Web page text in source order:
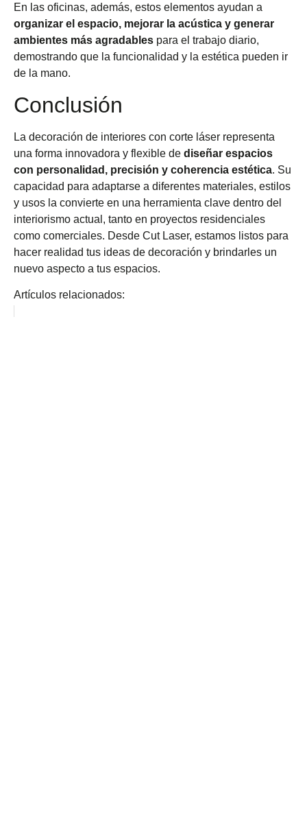
En las oficinas, además, estos elementos ayudan a
organizar el espacio, mejorar la acústica y generar
ambientes más agradables para el trabajo diario,
demostrando que la funcionalidad y la estética pueden ir
de la mano.
Conclusión
La decoración de interiores con corte láser representa
una forma innovadora y flexible de diseñar espacios
con personalidad, precisión y coherencia estética. Su
capacidad para adaptarse a diferentes materiales, estilos
y usos la convierte en una herramienta clave dentro del
interiorismo actual, tanto en proyectos residenciales
como comerciales. Desde Cut Laser, estamos listos para
hacer realidad tus ideas de decoración y brindarles un
nuevo aspecto a tus espacios.
Artículos relacionados: